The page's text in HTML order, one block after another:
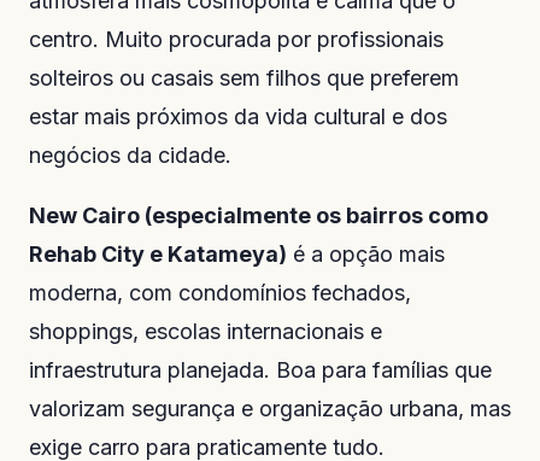
centro. Muito procurada por profissionais
solteiros ou casais sem filhos que preferem
estar mais próximos da vida cultural e dos
negócios da cidade.
New Cairo (especialmente os bairros como
Rehab City e Katameya) é a opção mais
moderna, com condomínios fechados,
shoppings, escolas internacionais e
infraestrutura planejada. Boa para famílias que
valorizam segurança e organização urbana, mas
exige carro para praticamente tudo.